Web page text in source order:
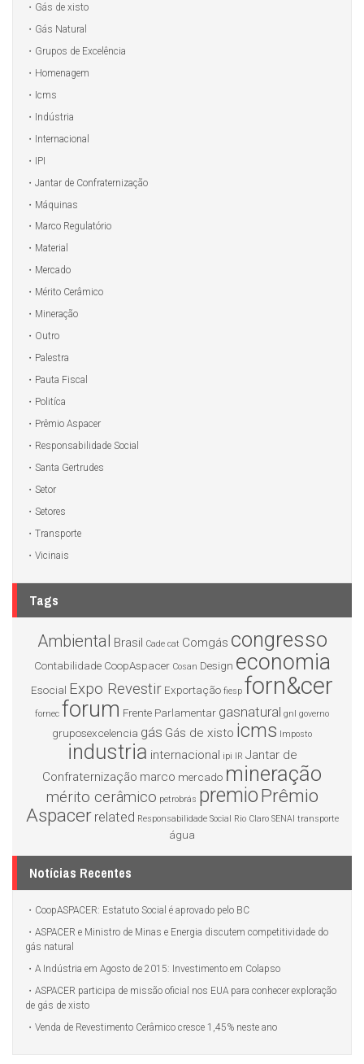
Gás de xisto
Gás Natural
Grupos de Excelência
Homenagem
Icms
Indústria
Internacional
IPI
Jantar de Confraternização
Máquinas
Marco Regulatório
Material
Mercado
Mérito Cerâmico
Mineração
Outro
Palestra
Pauta Fiscal
Politíca
Prêmio Aspacer
Responsabilidade Social
Santa Gertrudes
Setor
Setores
Transporte
Vicinais
Tags
Ambiental Brasil Cade cat Comgás congresso
Contabilidade CoopAspacer Cosan Design economia
Esocial Expo Revestir Exportação fiesp forn&cer
fornec forum Frente Parlamentar gasnatural gnl governo
gruposexcelencia gás Gás de xisto icms Imposto
industria internacional ipi IR Jantar de
Confraternização marco mercado mineração
mérito cerâmico petrobrás premioPrêmio
Aspacer related Responsabilidade Social Rio Claro SENAI transporte
água
Notícias Recentes
CoopASPACER: Estatuto Social é aprovado pelo BC
ASPACER e Ministro de Minas e Energia discutem competitividade do
gás natural
A Indústria em Agosto de 2015: Investimento em Colapso
ASPACER participa de missão oficial nos EUA para conhecer exploração
de gás de xisto
Venda de Revestimento Cerâmico cresce 1,45% neste ano